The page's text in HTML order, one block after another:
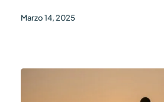
Marzo 14, 2025